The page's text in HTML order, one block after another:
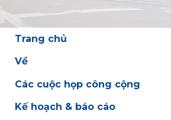
Trang chủ
Về
Các cuộc họp công cộng
Kế hoạch & báo cáo